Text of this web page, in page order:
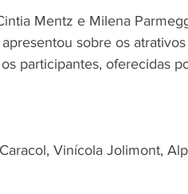
Mentz e Milena
sobre os
participantes, oferecidas
Vinícola Jolimont,